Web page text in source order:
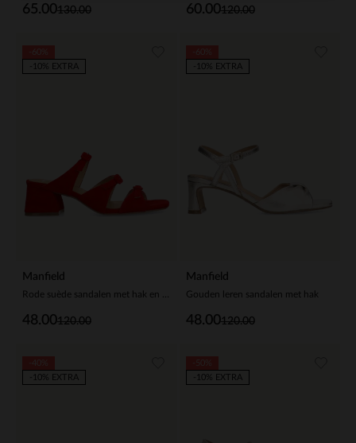
130.00
65.00 120.00
60.00
Manfield
120.00
48.00
-10% EXTRA
Manfield
Gouden leren sandalen met hak
120.00
48.00
-10% EXTRA
-10% EXTRA
-10% EXTRA